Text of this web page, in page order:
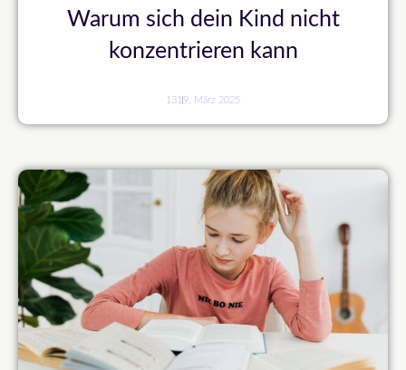
Warum sich dein Kind nicht
konzentrieren kann
131 9. März 2025